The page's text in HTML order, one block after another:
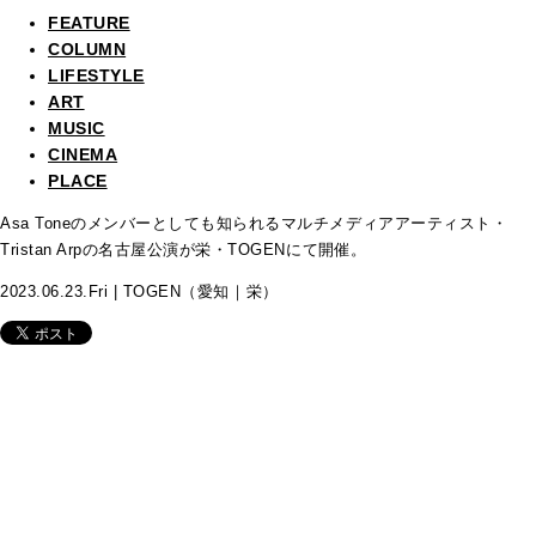
FEATURE
COLUMN
LIFESTYLE
ART
MUSIC
CINEMA
PLACE
Asa Toneのメンバーとしても知られるマルチメディアアーティスト・
Tristan Arpの名古屋公演が栄・TOGENにて開催。
2023.06.23.Fri | TOGEN（愛知｜栄）